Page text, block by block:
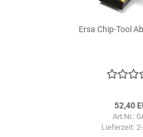
Ersa Chip-Tool
52,40
Art.Nr.:
Lieferzeit: